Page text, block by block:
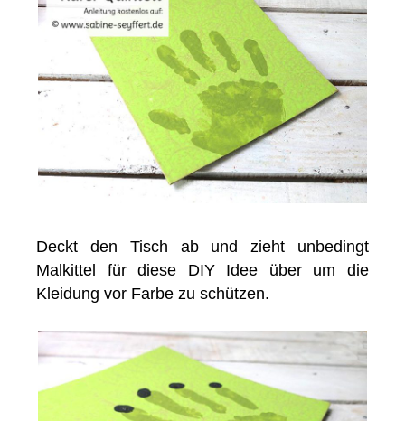
Deckt den Tisch ab und zieht unbedingt
Malkittel für diese DIY Idee über um die
Kleidung vor Farbe zu schützen.